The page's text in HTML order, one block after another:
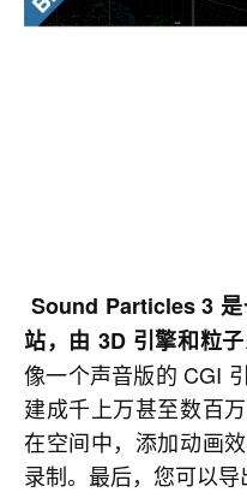
Sound Particles 3
站，由 3D 引擎和粒子
像一个声音版的 CGI
建成千上万甚至数百
在空间中，添加动画
录制。最后，您可以导